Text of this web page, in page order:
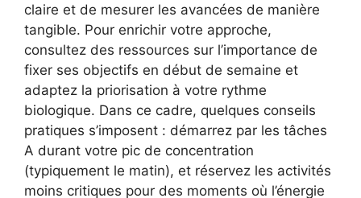
claire et de mesurer les avancées de manière
tangible. Pour enrichir votre approche,
consultez des ressources sur l’importance de
fixer ses objectifs en début de semaine et
adaptez la priorisation à votre rythme
biologique. Dans ce cadre, quelques conseils
pratiques s’imposent : démarrez par les tâches
A durant votre pic de concentration
(typiquement le matin), et réservez les activités
moins critiques pour des moments où l’énergie